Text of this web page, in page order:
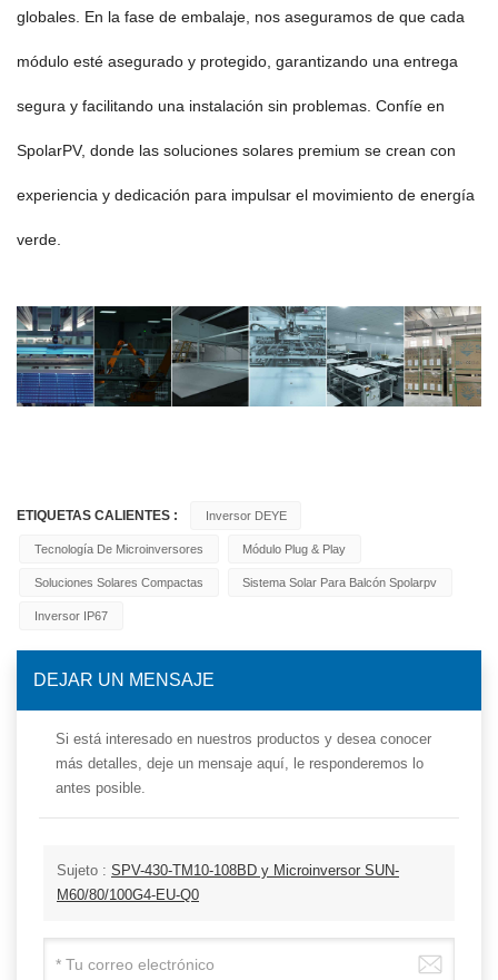
globales. En la fase de embalaje, nos aseguramos de que cada
módulo esté asegurado y protegido, garantizando una entrega
segura y facilitando una instalación sin problemas. Confíe en
SpolarPV, donde las soluciones solares premium se crean con
experiencia y dedicación para impulsar el movimiento de energía
verde.
ETIQUETAS CALIENTES : Inversor DEYE
Tecnología De Microinversores Módulo Plug & Play
Soluciones Solares Compactas Sistema Solar Para Balcón Spolarpv
Inversor IP67
DEJAR UN MENSAJE
Si está interesado en nuestros productos y desea conocer
más detalles, deje un mensaje aquí, le responderemos lo
antes posible.
Sujeto : SPV-430-TM10-108BD y Microinversor SUN-
M60/80/100G4-EU-Q0